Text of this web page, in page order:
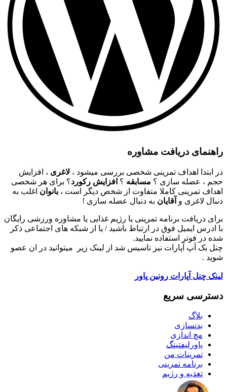
راهنمای دریافت مشاوره
در ابتدا اهداف تمرینی شخصی بررسی میشود ، لاغری ، افزایش
حجم ، عضله سازی ؟ مسابقه ؟ افزایش رکورد؟ برای هر شخصی
اهداف تمرینی کاملا متفاوت از شخص دیگر است ، بانوان اغلب به
دنبال لاغری و آقایان به دنبال عضله سازی !
برای دریافت برنامه تمرینی یا رژیم غذایی یا مشاوره ورزشی رایگان
با ادرس ایمیل فوق در ارتباط باشید / یا از شبکه های اجتماعی ذکر
شده در فوتر استفاده نمایید.
چنل بک آپ آپارات نیز تاسیس شد از لینک زیر میتوانید در ان عصو
شوید .
لینک چنل آپارات رونین پاور
دسترسی سریع
بلاگ
بدنسازی
مچ اندازی
پاورلیفتینگ
تمرینات من
برنامه تمرینی
تغذیه و رژیم